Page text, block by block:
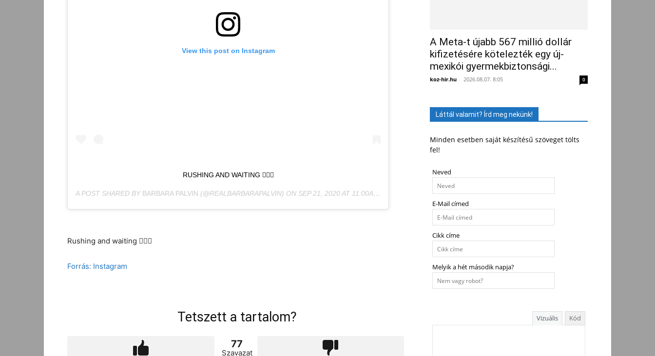
View this post on Instagram
RUSHING AND WAITING 💁🏼‍♀️
A POST SHARED BY BARBARA PALVIN (@REALBARBARAPALVIN) ON SEP 21, 2020 AT 11:00AM PDT
Rushing and waiting 💁🏼‍♀️
Forrás: Instagram
Tetszett a tartalom?
77
Szavazat
A Meta-t újabb 567 millió dollár
kifizetésére kötelezték egy új-
mexikói gyermekbiztonsági...
koz-hir.hu - 2026.08.07. 8:05 0
Láttál valamit? Írd meg nekünk!
Minden esetben saját készítésű szöveget tölts
fel!
Neved
E-Mail címed
Cikk címe
Melyik a hét második napja?
Vizuális Kód